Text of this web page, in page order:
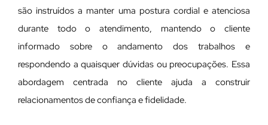
são instruídos a manter uma postura cordial e atenciosa
durante todo o atendimento, mantendo o cliente
informado sobre o andamento dos trabalhos e
respondendo a quaisquer dúvidas ou preocupações. Essa
abordagem centrada no cliente ajuda a construir
relacionamentos de confiança e fidelidade.